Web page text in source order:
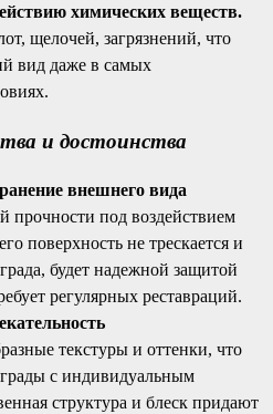
химических веществ.
щелочей, загрязнений, что
вид даже в самых
и достоинства
внешнего вида
прочности под воздействием
поверхность не трескается и
будет надежной защитой
регулярных реставраций.
текстуры и оттенки, что
с индивидуальным
структура и блеск придают